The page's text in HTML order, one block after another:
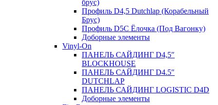
брус)
Профиль D4,5 Dutchlap (Корабельный
Брус)
Профиль D5C Ёлочка (Под Вагонку)
Доборные элементы
Vinyl-On
ПАНЕЛЬ САЙДИНГ D4,5″
BLOCKHOUSE
ПАНЕЛЬ САЙДИНГ D4.5″
DUTCHLAP
ПАНЕЛЬ САЙДИНГ LOGISTIC D4D
Доборные элементы